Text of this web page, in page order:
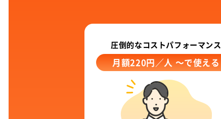
圧倒的なコストパフォーマンス
月額220円／人 ～で使える